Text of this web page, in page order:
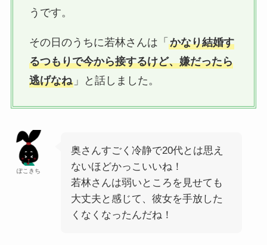
うです。
その日のうちに若林さんは「 かなり結婚す
るつもりで今から接するけど、嫌だったら
逃げなね」と話しました。
ぽこきち
奥さんすごく冷静で20代とは思え
ないほどかっこいいね！
若林さんは弱いところを見せても
大丈夫と感じて、彼女を手放した
くなくなったんだね！